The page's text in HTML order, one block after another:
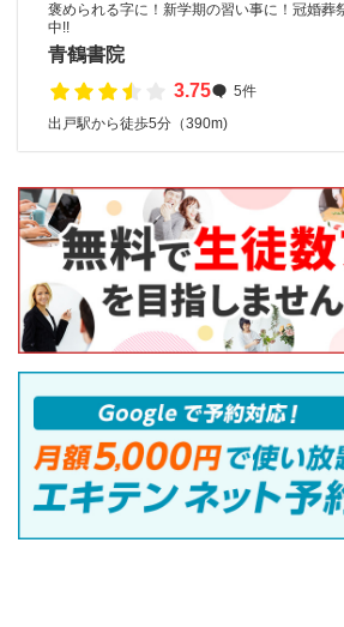
褒められる字に！新学期の習い事に！冠婚葬
中!!
青鶴書院
3.75
5件
出戸駅から徒歩5分（390m)